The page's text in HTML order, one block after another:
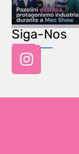
Siga-Nos